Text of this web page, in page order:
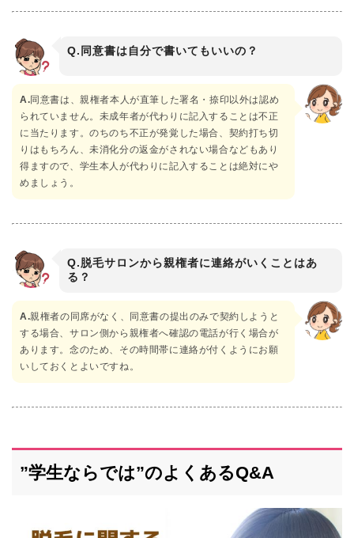
Q.同意書は自分で書いてもいいの？
A.同意書は、親権者本人が直筆した署名・捺印以外は認め
られていません。未成年者が代わりに記入することは不正
に当たります。のちのち不正が発覚した場合、契約打ち切
りはもちろん、未消化分の返金がされない場合などもあり
得ますので、学生本人が代わりに記入することは絶対にや
めましょう。
Q.脱毛サロンから親権者に連絡がいくことはあ
る？
A.親権者の同席がなく、同意書の提出のみで契約しようと
する場合、サロン側から親権者へ確認の電話が行く場合が
あります。念のため、その時間帯に連絡が付くようにお願
いしておくとよいですね。
”学生ならでは”のよくあるQ&A